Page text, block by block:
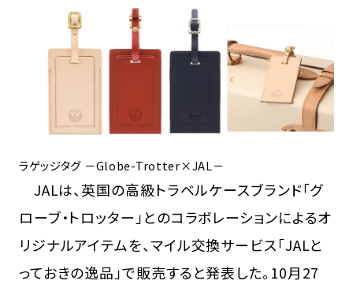
ラゲッジタグ －Globe-Trotter×JAL－
JALは、英国の高級トラベルケースブランド「グ
ローブ・トロッター」とのコラボレーションによるオ
リジナルアイテムを、マイル交換サービス「JALと
っておきの逸品」で販売すると発表した。10月27